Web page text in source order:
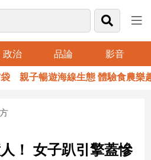
政治 品論 影音
子暢遊海線生態 體驗食農樂趣
！ 女子趴引擎蓋慘